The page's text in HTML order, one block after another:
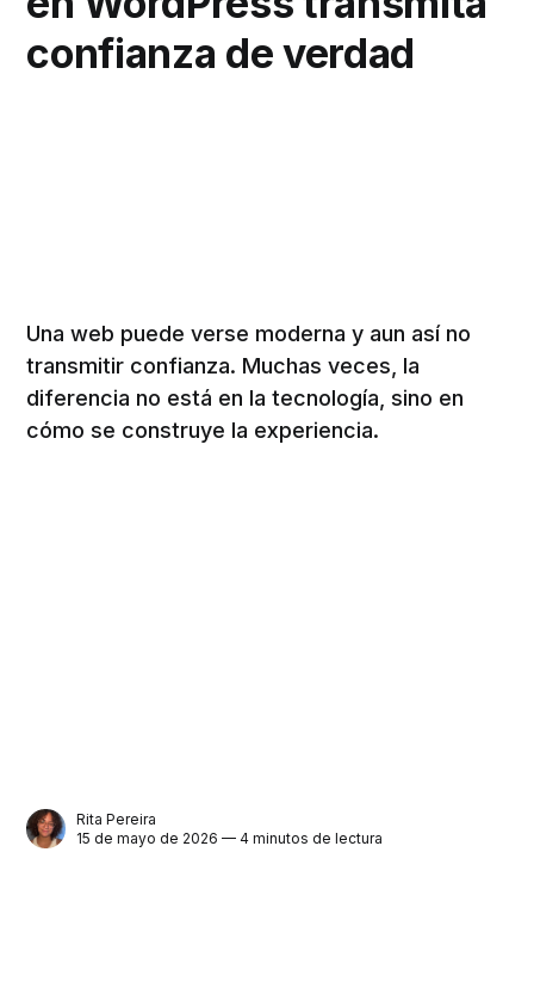
confianza de verdad
Una web puede verse moderna y aun así no
transmitir confianza. Muchas veces, la
diferencia no está en la tecnología, sino en
cómo se construye la experiencia.
Rita Pereira
15 de mayo de 2026 — 4 minutos de lectura